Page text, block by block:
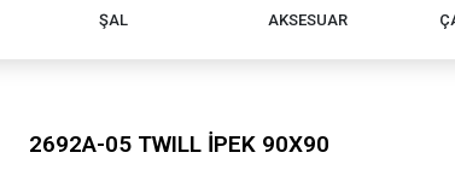
ŞAL AKSESUAR
2692A-05 TWILL İPEK 90X90